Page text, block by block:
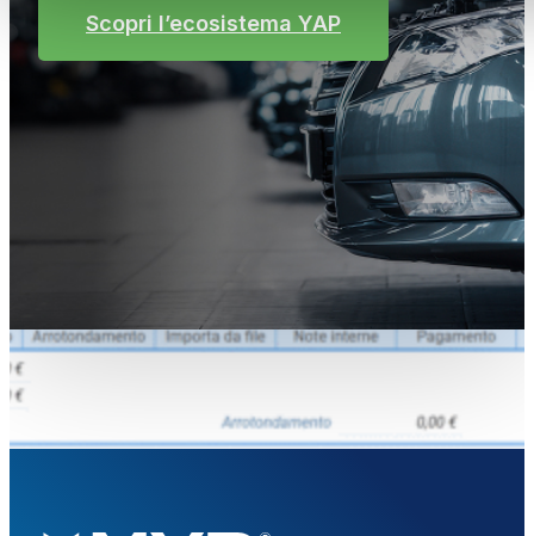
Scopri l’ecosistema YAP